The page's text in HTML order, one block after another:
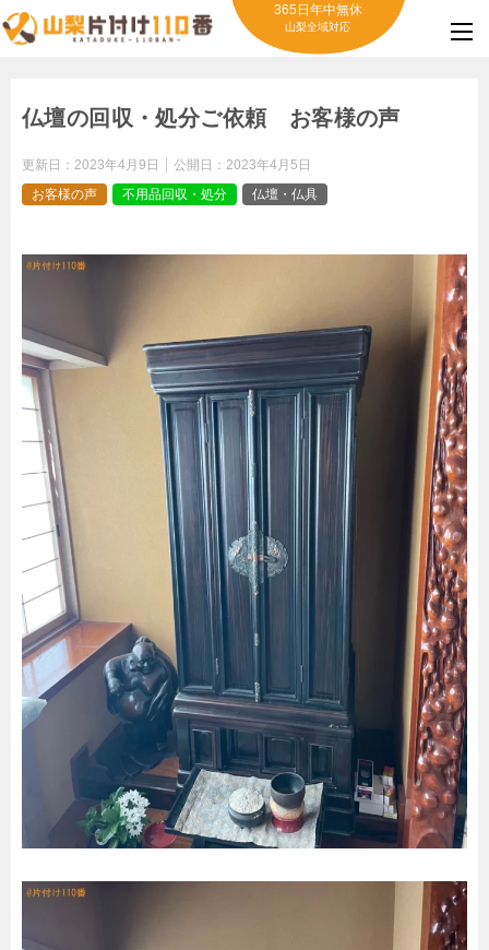
365日年中無休
山梨全域対応
仏壇の回収・処分ご依頼 お客様の声
更新日： 2023年4月9日 公開日： 2023年4月5日
お客様の声
不用品回収・処分 仏壇・仏具